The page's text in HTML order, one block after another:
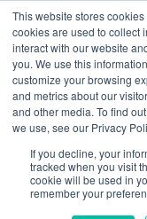
This website stores
cookies are used to collect
interact with our website
you. We use this
customize your browsing
and metrics about our
and other media. To find
we use, see our Privacy
If you decline, your
tracked when you visit
cookie will be used in
remember your
+ 55 413022 8333|
Equipe